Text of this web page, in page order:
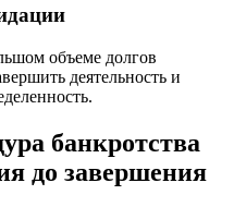
объеме долгов
деятельность и
банкротства
до завершения